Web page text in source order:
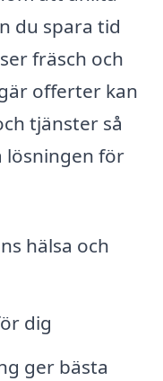
du spara tid
fräsch och
offerter kan
tjänster så
lösningen för
hälsa och
dig
ger bästa